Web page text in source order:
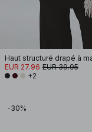
EUR 27.96 EUR 39.95
+2
-30%